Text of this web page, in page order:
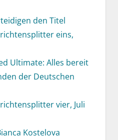
den Titel
eins,
Ultimate: Alles bereit
der Deutschen
vier, Juli
Kostelova